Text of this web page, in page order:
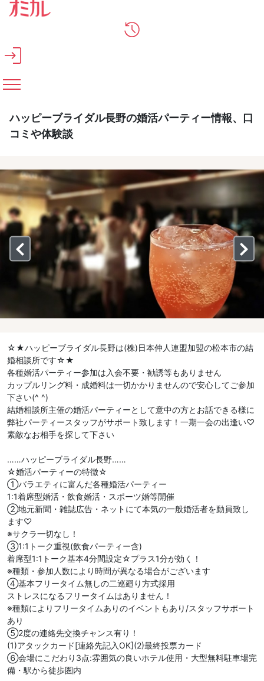
メインコンテンツへスキップ
ハッピーブライダル長野の婚活パーティー情報、口
コミや体験談
☆★ハッピーブライダル長野は(株)日本仲人連盟加盟の松本市の結
婚相談所です☆★
各種婚活パーティー参加は入会不要・勧誘等もありません
カップルリング料・成婚料は一切かかりませんので安心してご参加
下さい(^ ^)
結婚相談所主催の婚活パーティーとして意中の方とお話できる様に
弊社パーティースタッフがサポート致します！一期一会の出逢い♡
素敵なお相手を探して下さい
……ハッピーブライダル長野……
☆婚活パーティーの特徴☆
①バラエティに富んだ各種婚活パーティー
1:1着席型婚活・飲食婚活・スポーツ婚等開催
②地元新聞・雑誌広告・ネットにて本気の一般婚活者を動員致し
ます♡
※サクラ一切なし！
③1:1トーク重視(飲食パーティー含)
着席型1:1トーク基本4分間設定☆プラス1分が効く！
※種類・参加人数により時間が異なる場合がございます
④基本フリータイム無しの二巡廻り方式採用
ストレスになるフリータイムはありません！
※種類によりフリータイムありのイベントもあり/スタッフサポート
あり
⑤2度の連絡先交換チャンス有り！
(1)アタックカード[連絡先記入OK](2)最終投票カード
⑥会場にこだわり3点:雰囲気の良いホテル使用・大型無料駐車場完
備・駅から徒歩圏内